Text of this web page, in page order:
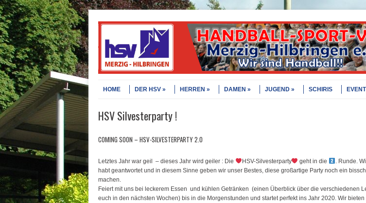
Menu
HOME
DER HSV HERREN DAMEN JUGEND SCHIRIS
HSV Silvesterparty !
COMING SOON – HSV-SILVESTERPARTY 2.0
Letztes Jahr war geil – dieses Jahr wird geiler : Die HSV-Silvesterparty geht in die
. Runde.
habt geantwortet und in diesem Sinne geben wir unser Bestes, diese großartige Party noch ein
machen.
Feiert mit uns bei leckerem Essen und kühlen Getränken (einen Überblick über die verschiedenen
euch in den nächsten Wochen) bis in die Morgenstunden und startet perfekt ins Jahr 2020. Wir